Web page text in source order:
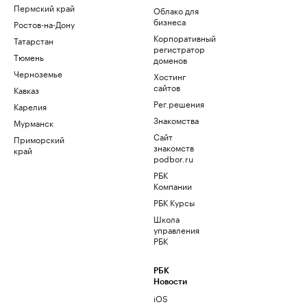
Пермский край
Ростов-на-Дону
Татарстан
Тюмень
Черноземье
Кавказ
Карелия
Мурманск
Приморский
край
Облако для
бизнеса
Корпоративный
регистратор
доменов
Хостинг
сайтов
Рег.решения
Знакомства
Сайт
знакомств
podbor.ru
РБК
Компании
РБК Курсы
Школа
управления
РБК
РБК
Новости
iOS